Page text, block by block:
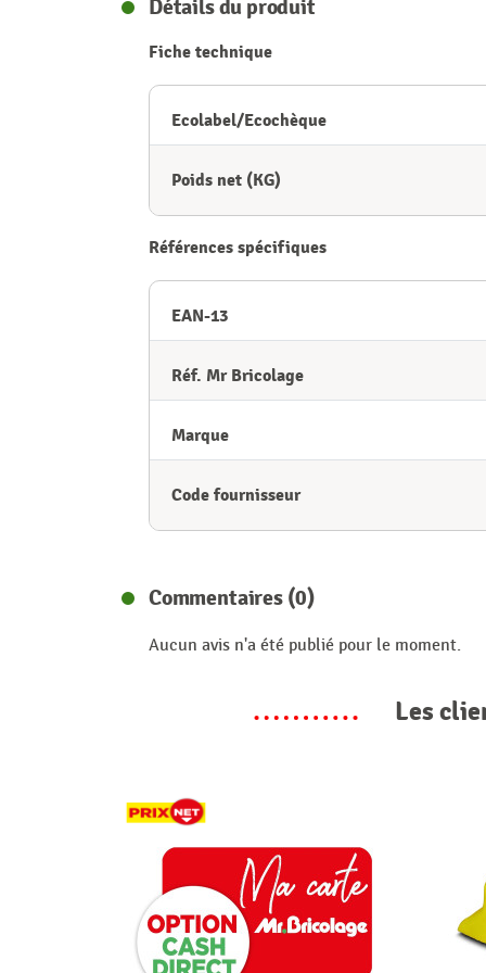
Détails du produit
Fiche technique
Ecolabel/Ecochèque
Poids net (KG)
Références spécifiques
EAN-13
Réf. Mr Bricolage
Marque
Code fournisseur
Commentaires (0)
Aucun avis n'a été publié pour le moment.
Les